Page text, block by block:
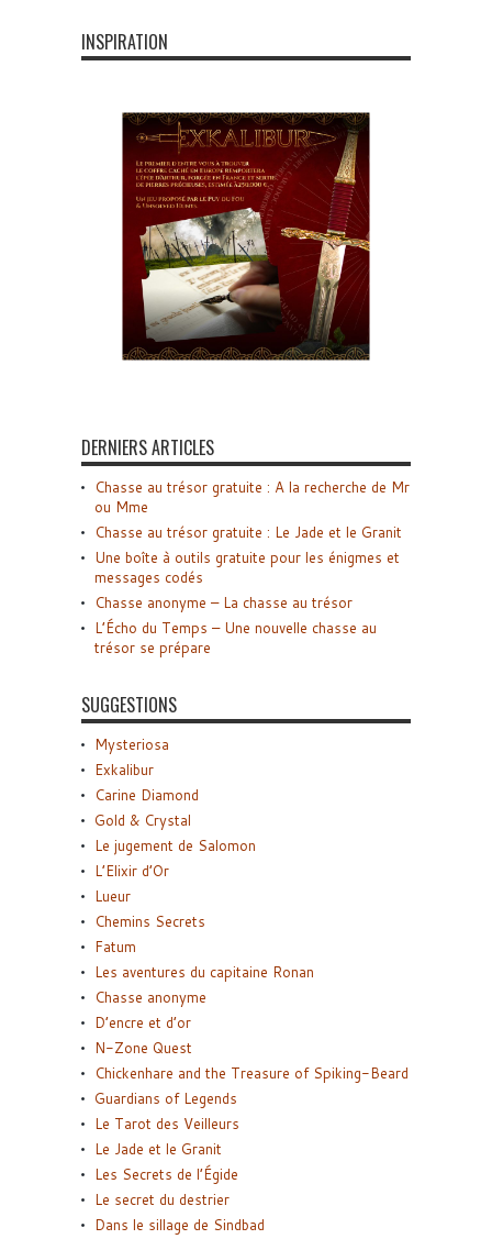
INSPIRATION
DERNIERS ARTICLES
Chasse au trésor gratuite : A la recherche de Mr
ou Mme
Chasse au trésor gratuite : Le Jade et le Granit
Une boîte à outils gratuite pour les énigmes et
messages codés
Chasse anonyme – La chasse au trésor
L’Écho du Temps – Une nouvelle chasse au
trésor se prépare
SUGGESTIONS
Mysteriosa
Exkalibur
Carine Diamond
Gold & Crystal
Le jugement de Salomon
L’Elixir d’Or
Lueur
Chemins Secrets
Fatum
Les aventures du capitaine Ronan
Chasse anonyme
D’encre et d’or
N-Zone Quest
Chickenhare and the Treasure of Spiking-Beard
Guardians of Legends
Le Tarot des Veilleurs
Le Jade et le Granit
Les Secrets de l’Égide
Le secret du destrier
Dans le sillage de Sindbad